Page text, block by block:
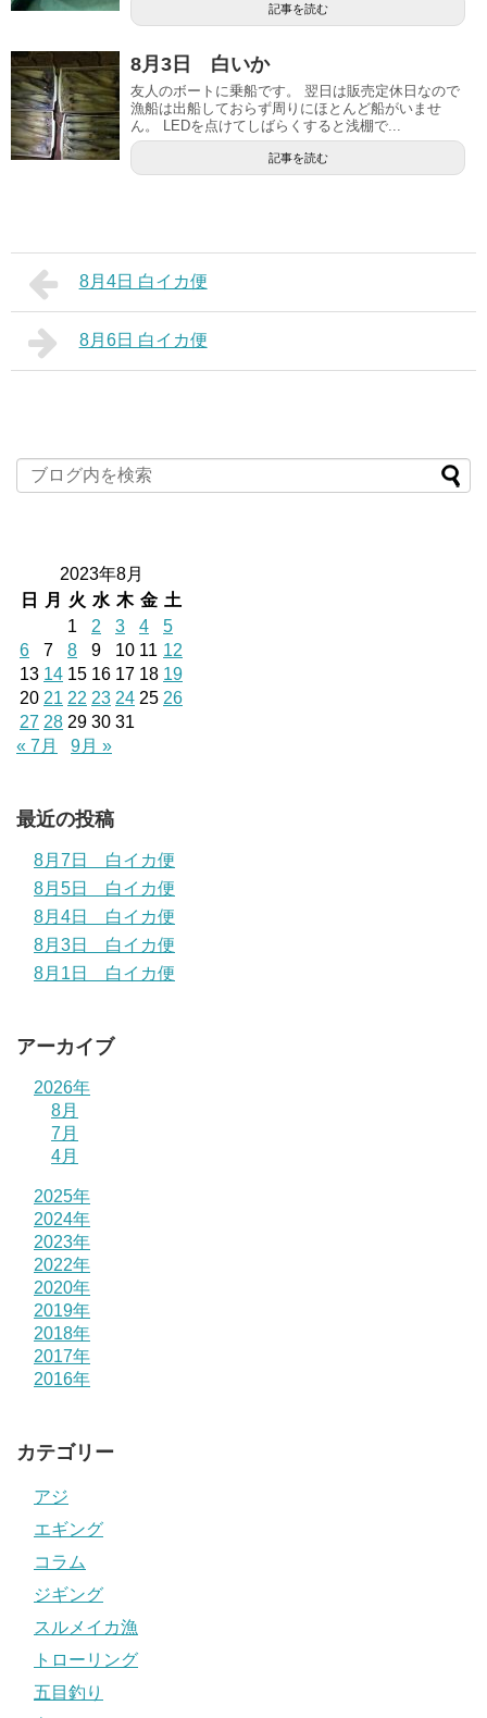
記事を読む
8月3日 白いか
友人のボートに乗船です。 翌日は販売定休日なので
漁船は出船しておらず周りにほとんど船がいませ
ん。 LEDを点けてしばらくすると浅棚で...
記事を読む
8月4日 白イカ便
8月6日 白イカ便
2023年8月
日
月 火 水 木 金 土
1
2 3 4
5
6
7 8 9 10 11 12
13 14 15 16 17 18 19
20 21 22 23 24 25 26
27 28 29 30 31
« 7月
9月 »
最近の投稿
8月7日 白イカ便
8月5日 白イカ便
8月4日 白イカ便
8月3日 白イカ便
8月1日 白イカ便
アーカイブ
2026年
8月
7月
4月
2025年
2024年
2023年
2022年
2020年
2019年
2018年
2017年
2016年
カテゴリー
アジ
エギング
コラム
ジギング
スルメイカ漁
トローリング
五目釣り